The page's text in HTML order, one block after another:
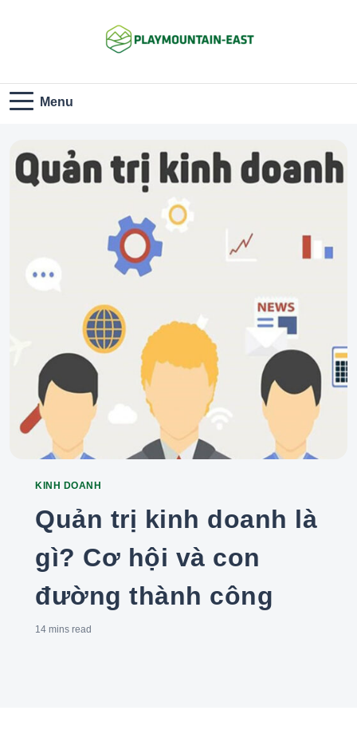
Playmountain-
Menu
Categories
KINH DOANH
Quản trị kinh doanh là
gì? Cơ hội và con
đường thành công
14 mins read